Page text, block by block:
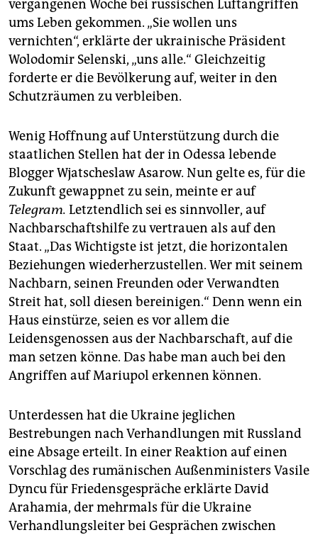
vergangenen Woche bei russischen Luftangriffen
ums Leben gekommen. „Sie wollen uns
vernichten“, erklärte der ukrainische Präsident
Wolodomir Selenski, „uns alle.“ Gleichzeitig
forderte er die Bevölkerung auf, weiter in den
Schutzräumen zu verbleiben.
Wenig Hoffnung auf Unterstützung durch die
staatlichen Stellen hat der in Odessa lebende
Blogger Wjatscheslaw Asarow. Nun gelte es, für die
Zukunft gewappnet zu sein, meinte er auf
Telegram. Letztendlich sei es sinnvoller, auf
Nachbarschaftshilfe zu vertrauen als auf den
Staat. „Das Wichtigste ist jetzt, die horizontalen
Beziehungen wiederherzustellen. Wer mit seinem
Nachbarn, seinen Freunden oder Verwandten
Streit hat, soll diesen bereinigen.“ Denn wenn ein
Haus einstürze, seien es vor allem die
Leidensgenossen aus der Nachbarschaft, auf die
man setzen könne. Das habe man auch bei den
Angriffen auf Mariupol erkennen können.
Unterdessen hat die Ukraine jeglichen
Bestrebungen nach Verhandlungen mit Russland
eine Absage erteilt. In einer Reaktion auf einen
Vorschlag des rumänischen Außenministers Vasile
Dyncu für Friedensgespräche erklärte David
Arahamia, der mehrmals für die Ukraine
Verhandlungsleiter bei Gesprächen zwischen